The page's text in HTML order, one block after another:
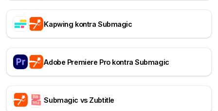
Kapwing kontra Submagic
Adobe Premiere Pro kontra Submagic
Submagic vs Zubtitle